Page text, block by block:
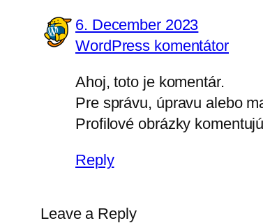
6. December 2023
WordPress komentátor
Ahoj, toto je komentár.
Pre správu, úpravu alebo
Profilové obrázky
Reply
Leave a Reply